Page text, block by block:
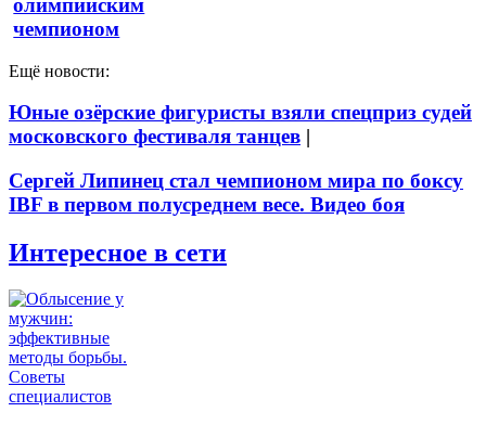
олимпийским
чемпионом
Ещё новости:
Юные озёрские фигуристы взяли спецприз судей
московского фестиваля танцев |
Сергей Липинец стал чемпионом мира по боксу
IBF в первом полусреднем весе. Видео боя
Интересное в сети